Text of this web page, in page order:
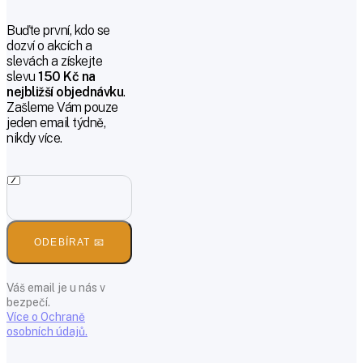
Buďte první, kdo se
dozví o akcích a
slevách a získejte
slevu150 Kč na
nejbližší objednávku.
Zašleme Vám pouze
jeden email týdně,
nikdy více.
ODEBÍRAT 📧
Váš email je u nás v
bezpečí.
Více o Ochraně
osobních údajů.